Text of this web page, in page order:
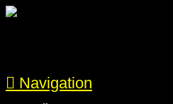
Navigation